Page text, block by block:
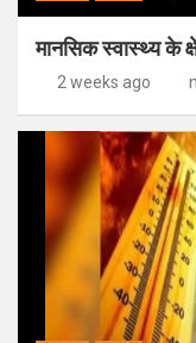
मानसिक स्वास्थ्य के
2 weeks ago